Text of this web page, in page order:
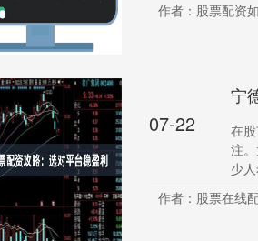
作者：股票配资
07-22
宁
在
注
少
作者：股票在线